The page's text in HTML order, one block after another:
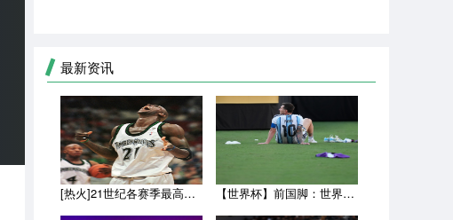
最新资讯
[热火]21世纪各赛季最高薪的都有谁？詹姆斯仅上榜一次 近9 【世界杯】前国脚：世界杯决赛比分差距太小，西班牙本应赢得更多